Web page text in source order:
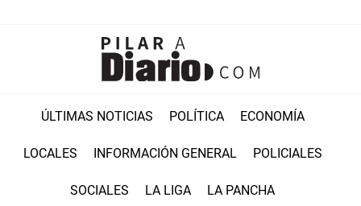
ÚLTIMAS NOTICIAS POLÍTICA ECONOMÍA
LOCALES INFORMACIÓN GENERAL POLICIALES
SOCIALES LA LIGA LA PANCHA